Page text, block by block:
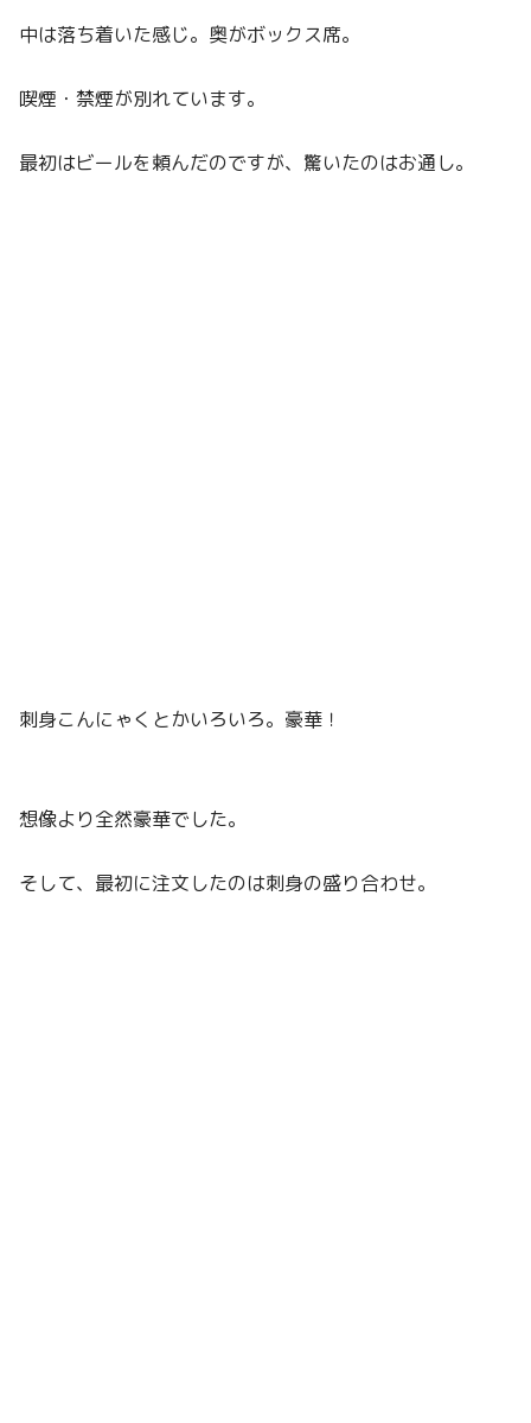
中は落ち着いた感じ。奥がボックス席。
喫煙・禁煙が別れています。
最初はビールを頼んだのですが、驚いたのはお通し。
刺身こんにゃくとかいろいろ。豪華！
想像より全然豪華でした。
そして、最初に注文したのは刺身の盛り合わせ。